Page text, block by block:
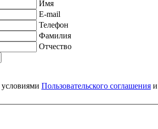
Имя
E-mail
Телефон
Фамилия
Отчество
Пользовательского соглашения и